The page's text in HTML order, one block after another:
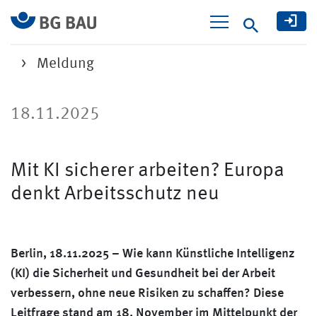
Suche
Meldung
18.11.2025
Mit KI sicherer arbeiten? Europa
denkt Arbeitsschutz neu
Berlin, 18.11.2025 – Wie kann Künstliche Intelligenz
(KI) die Sicherheit und Gesundheit bei der Arbeit
verbessern, ohne neue Risiken zu schaffen? Diese
Leitfrage stand am 18. November im Mittelpunkt der